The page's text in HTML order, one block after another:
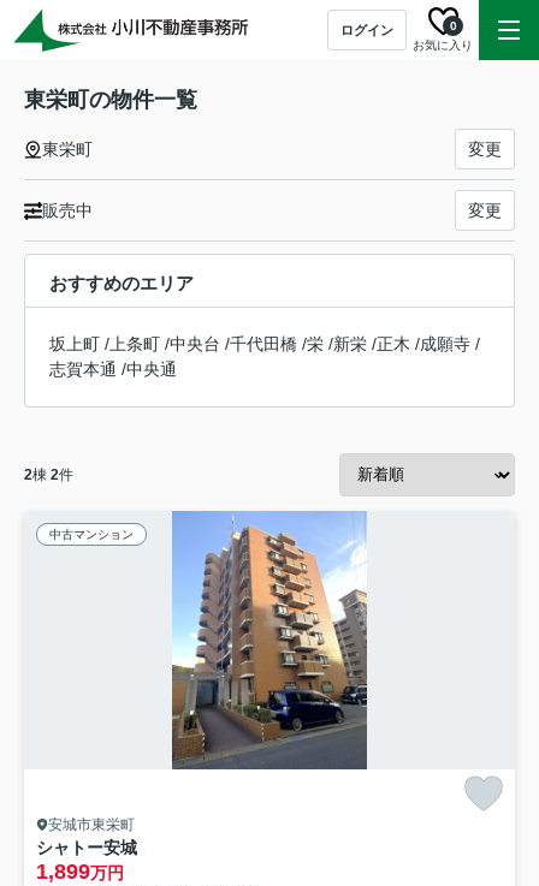
ログイン
お気に入り
0
東栄町の物件一覧
東栄町 変更
販売中 変更
おすすめのエリア
坂上町 / 上条町 /中央台 /千代田橋 /栄 /新栄 /正木 /成願寺 /
志賀本通 /中央通
2棟 2件
中古マンション
安城市東栄町
シャトー安城
1,899万円